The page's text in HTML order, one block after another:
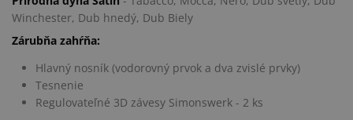
Winchester, Dub hnedý, Dub Biely
Zárubňa zahŕňa:
Hlavný nosník (vodorovný prvok a dva zvislé prvky)
Tesnenie
Regulovateľné 3D závesy Simonswerk - 2 ks